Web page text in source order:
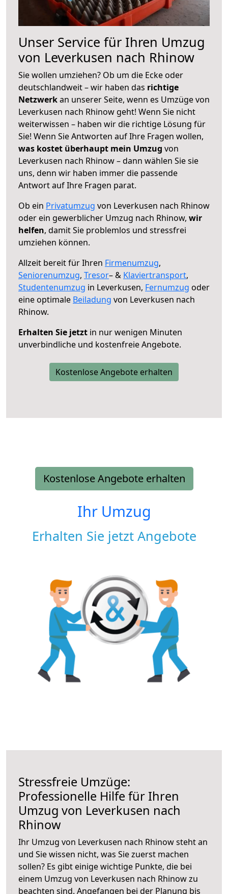
Unser Service für Ihren Umzug
von Leverkusen nach Rhinow
Sie wollen umziehen? Ob um die Ecke oder
deutschlandweit – wir haben das richtige
Netzwerkan unserer Seite, wenn es Umzüge von
Leverkusen nach Rhinow geht! Wenn Sie nicht
weiterwissen – haben wir die richtige Lösung für
Sie! Wenn Sie Antworten auf Ihre Fragen wollen,
was kostet überhaupt mein Umzug von
Leverkusen nach Rhinow – dann wählen Sie sie
uns, denn wir haben immer die passende
Antwort auf Ihre Fragen parat.
Ob ein Privatumzug von Leverkusen nach Rhinow
oder ein gewerblicher Umzug nach Rhinow, wir
helfen, damit Sie problemlos und stressfrei
umziehen können.
Allzeit bereit für Ihren Firmenumzug,
Seniorenumzug, Tresor– & Klaviertransport,
Studentenumzug in Leverkusen, Fernumzug oder
eine optimale Beiladung von Leverkusen nach
Rhinow.
Erhalten Sie jetzt in nur wenigen Minuten
unverbindliche und kostenfreie Angebote.
Kostenlose Angebote erhalten
Kostenlose Angebote erhalten
Ihr Umzug
Erhalten Sie jetzt Angebote
Stressfreie Umzüge:
Professionelle Hilfe für Ihren
Umzug von Leverkusen nach
Rhinow
Ihr Umzug von Leverkusen nach Rhinow steht an
und Sie wissen nicht, was Sie zuerst machen
sollen? Es gibt einige wichtige Punkte, die bei
einem Umzug von Leverkusen nach Rhinow zu
beachten sind. Angefangen bei der Planung bis